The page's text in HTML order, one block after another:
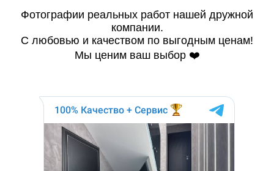
Фотографии реальных работ нашей дружной
компании.
С любовью и качеством по выгодным ценам!
Мы ценим ваш выбор ❤️